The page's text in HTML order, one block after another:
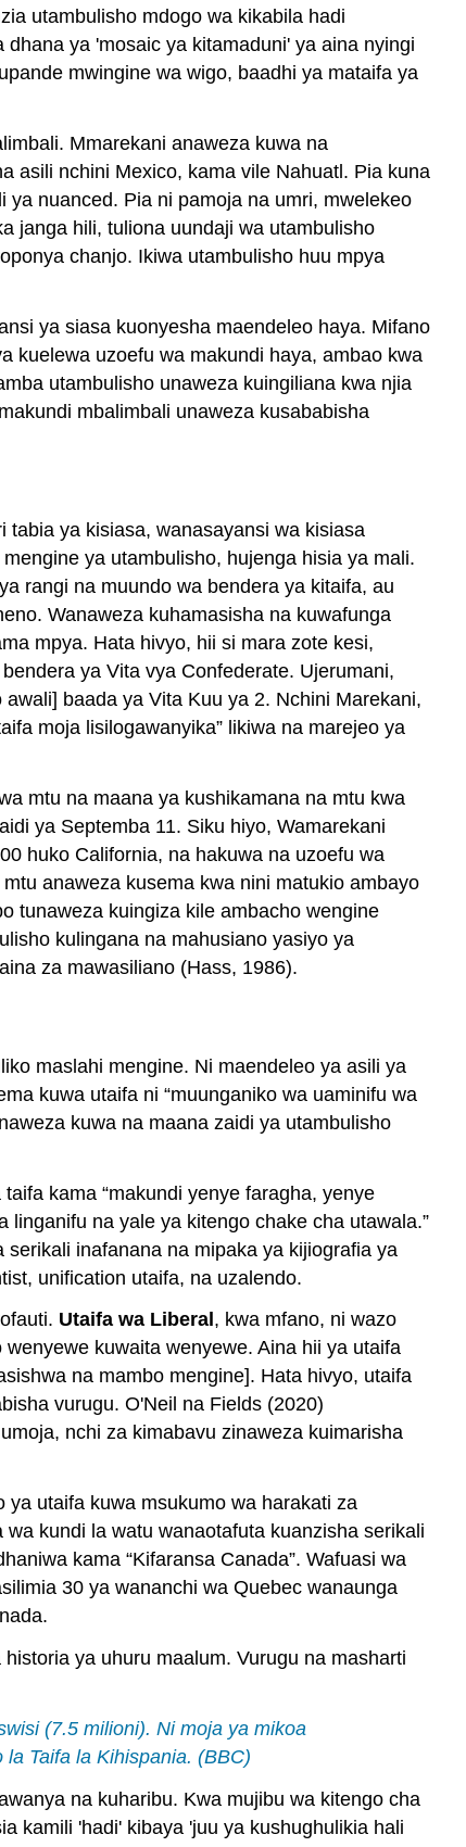
Kuhusu
“Identity
ya
Taifa”
ni
Je,
ni
sawa
Uraia
ni
nini?
Je,
utambulisho mdogo wa kikabila hadi
ya 'mosaic ya kitamaduni' ya aina nyingi
mwingine wa wigo, baadhi ya mataifa ya
Mmarekani anaweza kuwa na
asili nchini Mexico, kama vile Nahuatl. Pia kuna
nuanced. Pia ni pamoja na umri, mwelekeo
janga hili, tuliona uundaji wa utambulisho
chanjo. Ikiwa utambulisho huu mpya
ya siasa kuonyesha maendeleo haya. Mifano
kuelewa uzoefu wa makundi haya, ambao kwa
utambulisho unaweza kuingiliana kwa njia
mbalimbali unaweza kusababisha
tabia ya kisiasa, wanasayansi wa kisiasa
ya utambulisho, hujenga hisia ya mali.
rangi na muundo wa bendera ya kitaifa, au
Wanaweza kuhamasisha na kuwafunga
mpya. Hata hivyo, hii si mara zote kesi,
ya Vita vya Confederate. Ujerumani,
baada ya Vita Kuu ya 2. Nchini Marekani,
moja lisilogawanyika” likiwa na marejeo ya
mtu na maana ya kushikamana na mtu kwa
ya Septemba 11. Siku hiyo, Wamarekani
huko California, na hakuwa na uzoefu wa
anaweza kusema kwa nini matukio ambayo
tunaweza kuingiza kile ambacho wengine
kulingana na mahusiano yasiyo ya
za mawasiliano (Hass, 1986).
maslahi mengine. Ni maendeleo ya asili ya
kuwa utaifa ni “muunganiko wa uaminifu wa
kuwa na maana zaidi ya utambulisho
kama “makundi yenye faragha, yenye
linganifu na yale ya kitengo chake cha utawala.”
serikali inafanana na mipaka ya kijiografia ya
unification utaifa, na uzalendo.
Utaifa wa Liberal , kwa mfano, ni wazo
kuwaita wenyewe. Aina hii ya utaifa
na mambo mengine]. Hata hivyo, utaifa
vurugu. O'Neil na Fields (2020)
nchi za kimabavu zinaweza kuimarisha
utaifa kuwa msukumo wa harakati za
kundi la watu wanaotafuta kuanzisha serikali
kama “Kifaransa Canada”. Wafuasi wa
30 ya wananchi wa Quebec wanaunga
ya uhuru maalum. Vurugu na masharti
(7.5 milioni). Ni moja ya mikoa
Taifa la Kihispania. (BBC)
na kuharibu. Kwa mujibu wa kitengo cha
kamili 'hadi' kibaya 'juu ya kushughulikia hali